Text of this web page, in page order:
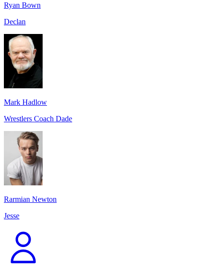
Ryan Bown
Declan
Mark Hadlow
Wrestlers Coach Dade
Rarmian Newton
Jesse